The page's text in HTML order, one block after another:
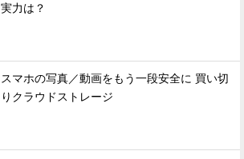
実力は？
スマホの写真／動画をもう一段安全に 買い切
りクラウドストレージ